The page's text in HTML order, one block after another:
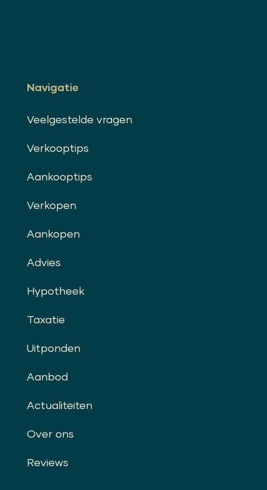
Navigatie
Veelgestelde vragen
Verkooptips
Aankooptips
Verkopen
Aankopen
Advies
Hypotheek
Taxatie
Uitponden
Aanbod
Actualiteiten
Over ons
Reviews